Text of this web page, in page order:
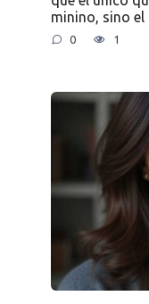
minino, sino
0 1